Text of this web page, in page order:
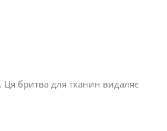
Ця бритва для тканин видаляє